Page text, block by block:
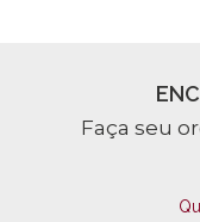
Faça seu